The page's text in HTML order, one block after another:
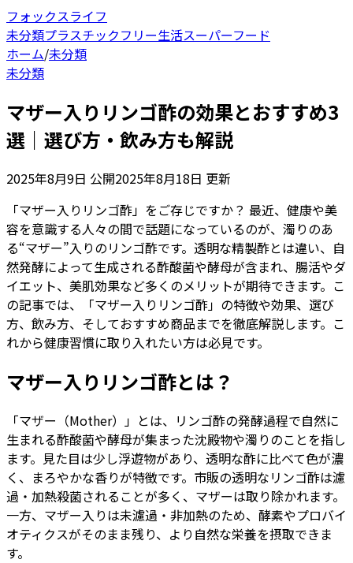
フォックスライフ
未分類プラスチックフリー生活スーパーフード
ホーム/未分類
未分類
マザー入りリンゴ酢の効果とおすすめ3
選｜選び方・飲み方も解説
2025年8月9日 公開2025年8月18日 更新
「マザー入りリンゴ酢」をご存じですか？ 最近、健康や美
容を意識する人々の間で話題になっているのが、濁りのあ
る“マザー”入りのリンゴ酢です。透明な精製酢とは違い、自
然発酵によって生成される酢酸菌や酵母が含まれ、腸活やダ
イエット、美肌効果など多くのメリットが期待できます。こ
の記事では、「マザー入りリンゴ酢」の特徴や効果、選び
方、飲み方、そしておすすめ商品までを徹底解説します。こ
れから健康習慣に取り入れたい方は必見です。
マザー入りリンゴ酢とは？
「マザー（Mother）」とは、リンゴ酢の発酵過程で自然に
生まれる酢酸菌や酵母が集まった沈殿物や濁りのことを指し
ます。見た目は少し浮遊物があり、透明な酢に比べて色が濃
く、まろやかな香りが特徴です。市販の透明なリンゴ酢は濾
過・加熱殺菌されることが多く、マザーは取り除かれます。
一方、マザー入りは未濾過・非加熱のため、酵素やプロバイ
オティクスがそのまま残り、より自然な栄養を摂取できま
す。